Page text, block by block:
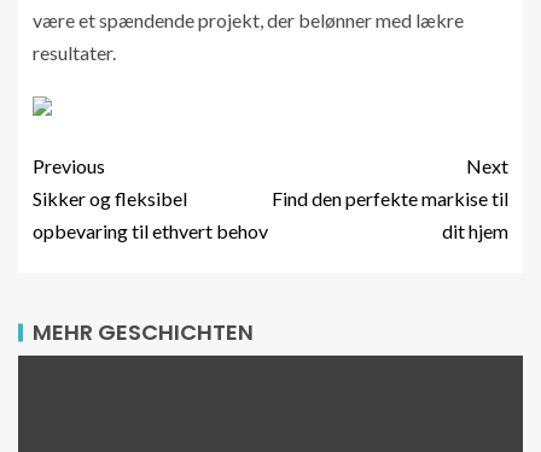
være et spændende projekt, der belønner med lækre
resultater.
Previous
Sikker og fleksibel
opbevaring til ethvert behov
Next
Find den perfekte markise til
dit hjem
MEHR GESCHICHTEN